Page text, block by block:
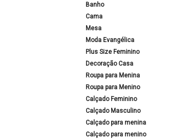
Banho
Cama
Mesa
Moda Evangélica
Plus Size Feminino
Decoração Casa
Roupa para Menina
Roupa para Menino
Calçado Feminino
Calçado Masculino
Calçado para menina
Calçado para menino